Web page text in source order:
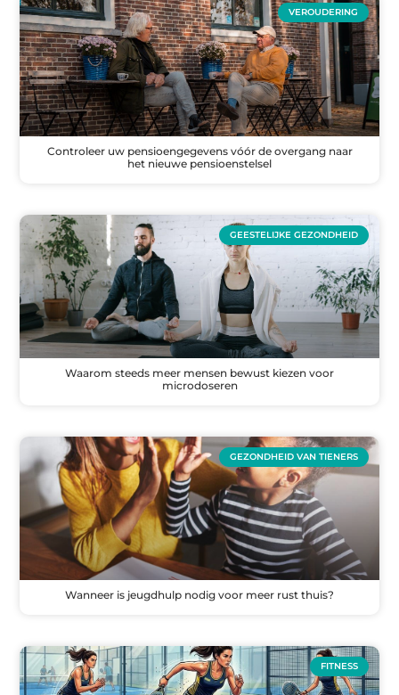
VEROUDERING
Controleer uw pensioengegevens vóór de overgang naar
het nieuwe pensioenstelsel
GEESTELIJKE GEZONDHEID
Waarom steeds meer mensen bewust kiezen voor
microdoseren
GEZONDHEID VAN TIENERS
Wanneer is jeugdhulp nodig voor meer rust thuis?
FITNESS